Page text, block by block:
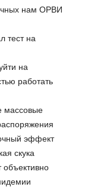
нам ОРВИ
тест на
на
работать
массовые
эффект
скука